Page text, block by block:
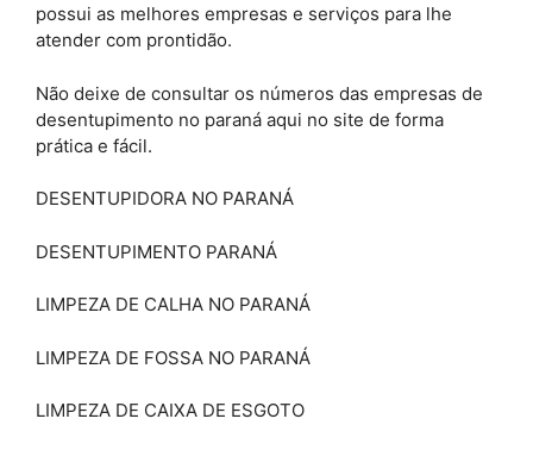
possui as melhores empresas e serviços para lhe
atender com prontidão.
Não deixe de consultar os números das empresas de
desentupimento no paraná aqui no site de forma
prática e fácil.
DESENTUPIDORA NO PARANÁ
DESENTUPIMENTO PARANÁ
LIMPEZA DE CALHA NO PARANÁ
LIMPEZA DE FOSSA NO PARANÁ
LIMPEZA DE CAIXA DE ESGOTO